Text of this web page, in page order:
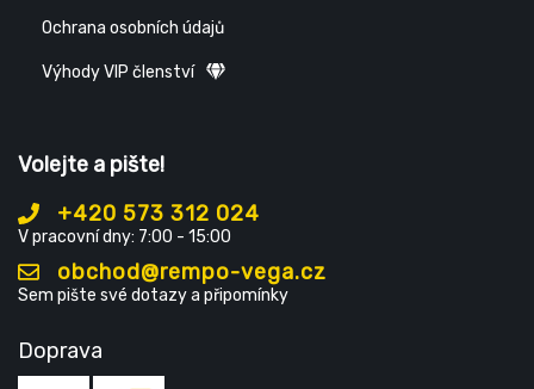
Ochrana osobních údajů
Výhody VIP členství
Volejte a pište!
+420 573 312 024
V pracovní dny: 7:00 - 15:00
obchod@rempo-vega.cz
Sem pište své dotazy a připomínky
Doprava